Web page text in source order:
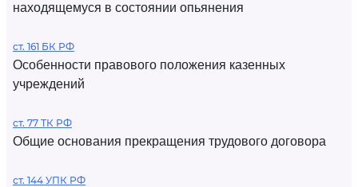
находящемуся в состоянии опьянения
ст. 161 БК РФ
Особенности правового положения казенных
учреждений
ст. 77 ТК РФ
Общие основания прекращения трудового договора
ст. 144 УПК РФ